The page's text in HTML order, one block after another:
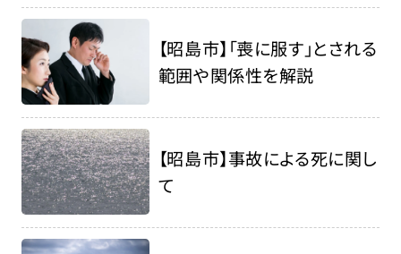
【昭島市】「喪に服す」とされる
範囲や関係性を解説
【昭島市】事故による死に関し
て